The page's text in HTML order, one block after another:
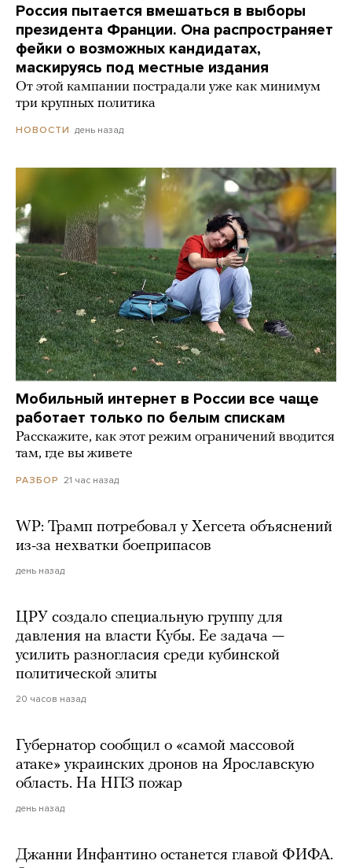
Россия пытается вмешаться в выборы
президента Франции. Она распространяет
фейки о возможных кандидатах,
маскируясь под местные издания
От этой кампании пострадали уже как минимум
три крупных политика
НОВОСТИ день назад
Мобильный интернет в России все чаще
работает только по белым спискам
Расскажите, как этот режим ограничений вводится
там, где вы живете
РАЗБОР 21 час назад
WP: Трамп потребовал у Хегсета объяснений
из-за нехватки боеприпасов
день назад
ЦРУ создало специальную группу для
давления на власти Кубы. Ее задача —
усилить разногласия среди кубинской
политической элиты
20 часов назад
Губернатор сообщил о «самой массовой
атаке» украинских дронов на Ярославскую
область. На НПЗ пожар
день назад
Джанни Инфантино останется главой ФИФА.